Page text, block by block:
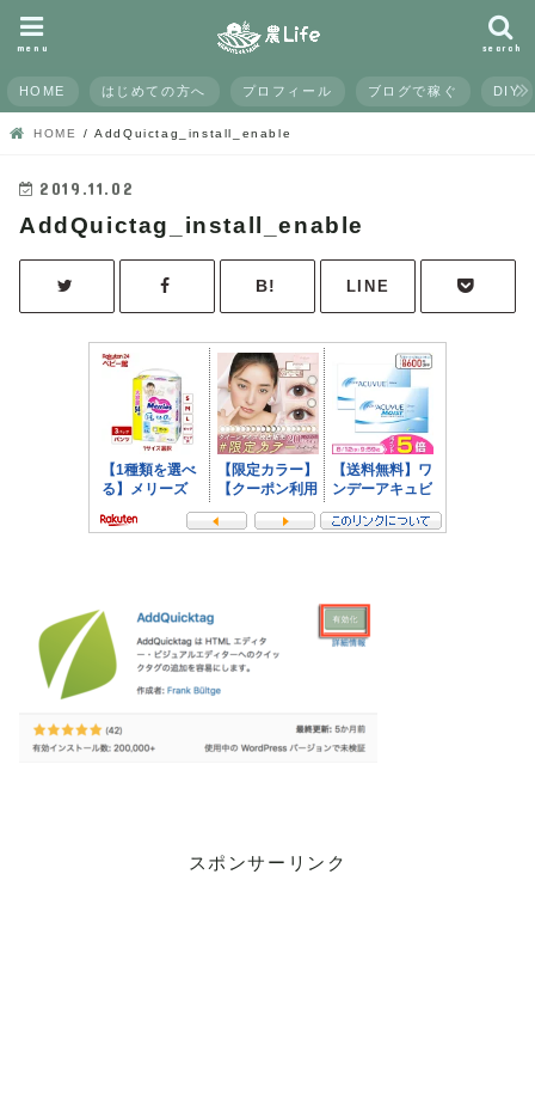
search
menu
HOME はじめての方へ プロフィール ブログで稼ぐ DIY
HOME AddQuictag_install_enable
2019.11.02
AddQuictag_install_enable
LINE
スポンサーリンク